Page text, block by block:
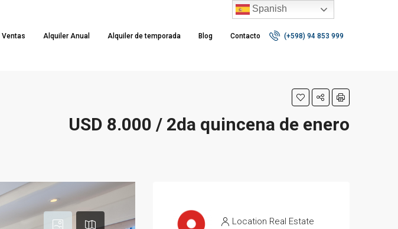
Ventas Alquiler Anual Alquiler de temporada Blog Contacto (+598) 94 853 999
USD 8.000 / 2da quincena de enero
Location Real Estate
Spanish